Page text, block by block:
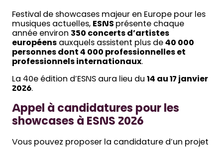
Festival de showcases majeur en Europe pour les
musiques actuelles, ESNS présente chaque
année environ 350 concerts d’artistes
européens auxquels assistent plus de 40 000
personnes dont 4 000 professionnelles et
professionnels internationaux.
La 40e édition d’ESNS aura lieu du 14 au 17 janvier
2026.
Appel à candidatures pour les
showcases à ESNS 2026
Vous pouvez proposer la candidature d’un projet